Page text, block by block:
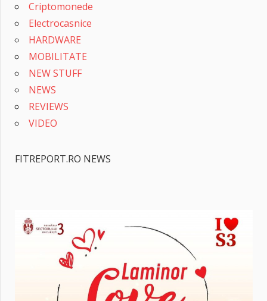
Criptomonede
Electrocasnice
HARDWARE
MOBILITATE
NEW STUFF
NEWS
REVIEWS
VIDEO
FITREPORT.RO NEWS